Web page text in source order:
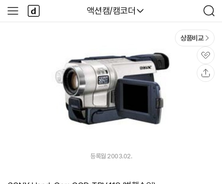
다나와
액션캠/캠코더
검
색
사
이
다
나
와
상품비교
관
심
등록월 2003.02.